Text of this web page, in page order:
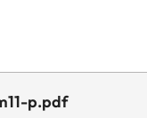
p.pdf